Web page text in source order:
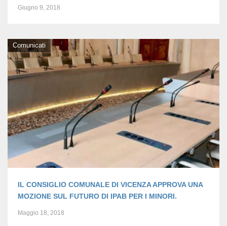
Giugno 9, 2018
Comunicati
IL CONSIGLIO COMUNALE DI VICENZA APPROVA UNA
MOZIONE SUL FUTURO DI IPAB PER I MINORI.
Maggio 18, 2018